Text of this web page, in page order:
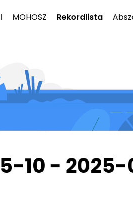
MOHOSZ Rekordlista
10 -